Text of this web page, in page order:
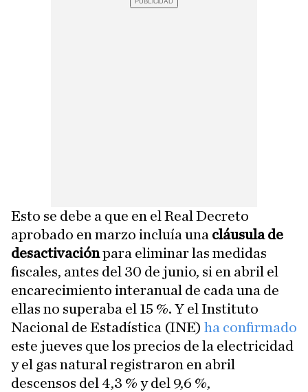
Esto se debe a que en el Real Decreto
aprobado en marzo incluía una cláusula de
desactivaciónpara eliminar las medidas
fiscales, antes del 30 de junio, si en abril el
encarecimiento interanual de cada una de
ellas no superaba el 15 %. Y el Instituto
Nacional de Estadística (INE) ha confirmado
este jueves que los precios de la electricidad
y el gas natural registraron en abril
descensos del 4,3 % y del 9,6 %,